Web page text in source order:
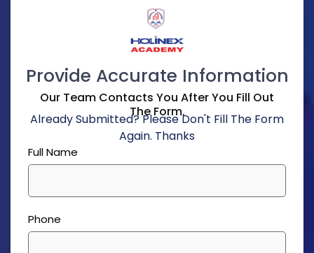
Provide Accurate Information
Our Team Contacts You After You Fill Out
The Form.
Already Submitted? Please Don't Fill The Form
Again. Thanks
Full Name
Phone